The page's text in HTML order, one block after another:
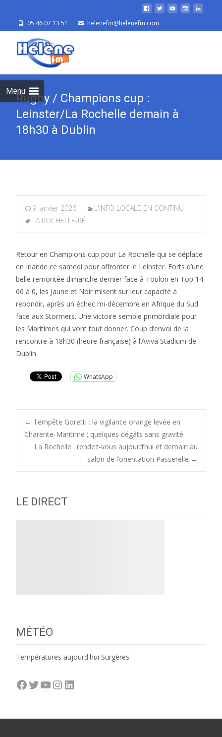
05 46 07 13 51 helenefm@helenefm.com
Menu
Rugby / Champions cup :
Leinster/La Rochelle demain à
18h30 à Dublin
9 janvier 2026
L'INFO LOCALE EN CONTINU
LA ROCHELLE-RÉ
Retour en Champions cup pour La Rochelle qui se déplace
en Irlande ce samedi pour affronter le Leinster. Forts d’une
belle remontée dimanche dernier face à Toulon en Top 14
66 à 0, les Jaune et Noir misent sur leur capacité à
rebondir, après un échec mi-décembre en Afrique du Sud
face aux Stormers. Une victoire semble primordiale pour
les Maritimes qui vont tout donner. Coup d’envoi de la
rencontre à 18h30 (heure française) à l’Aviva Stadium de
Dublin.
WhatsApp
Post
navigation
← Tempête Goretti : la vigilance orange levée en
Charente-Maritime ; quelques dégâts sans gravité
La Rochelle : rendez-vous aujourd’hui et demain au
salon de l’orientation Passerelle →
LE DIRECT
MÉTÉO
Températures aujourd'hui Surgères
Facebook
Twitter
YouTube
Instagram
LinkedIn